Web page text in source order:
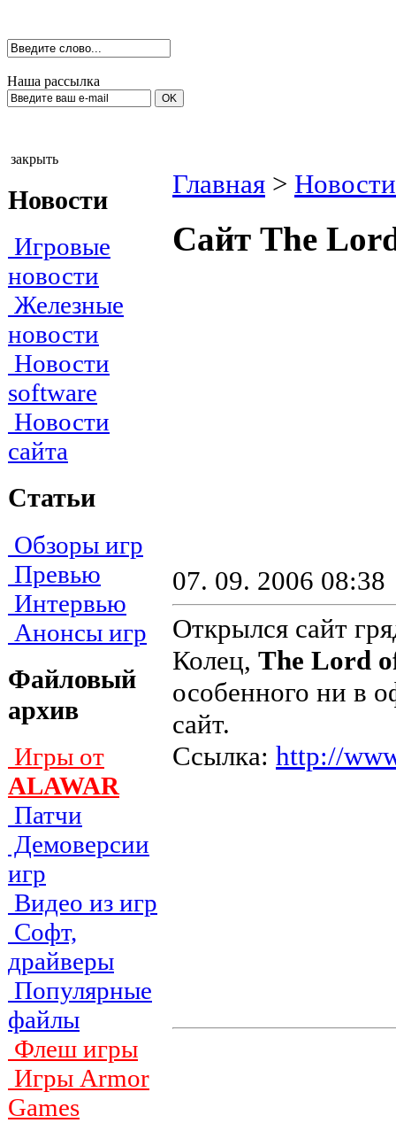
Наша рассылка
закрыть
Новости
Игровые
новости
Железные
новости
Новости
software
Новости
сайта
Статьи
Обзоры игр
Превью
Интервью
Анонсы игр
Файловый
архив
Игры от
ALAWAR
Патчи
Демоверсии
игр
Видео из игр
Софт,
драйверы
Популярные
файлы
Флеш игры
Игры Armor
Games
Главная >
Сайт The
07. 09. 2006 08:38
Открылся сайт
Колец, The Lord
особенного ни в
сайт.
Ссылка: http://